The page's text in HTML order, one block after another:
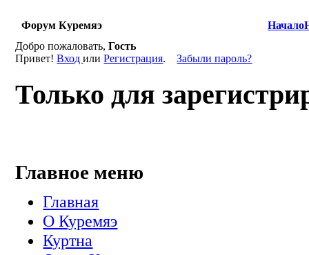
Форум Куремяэ Начало
Добро пожаловать,Гость
Привет!ВходилиРегистрация.Забыли пароль?
Только для
Главное меню
Главная
О Куремяэ
Куртна